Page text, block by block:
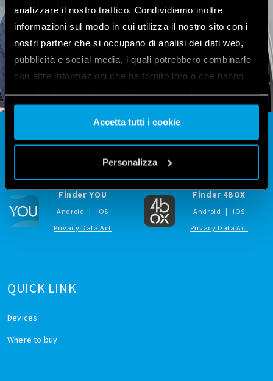
analizzare il nostro traffico. Condividiamo inoltre
informazioni sul modo in cui utilizza il nostro sito con i
nostri partner che si occupano di analisi dei dati web,
pubblicità e social media, i quali potrebbero combinarle
con altre informazioni che ha fornito loro o che hanno
nostri cookie se continua ad utilizzare il nostro sito web.
Vai alla Cookie Policy completa
Accetta tutti i cookie
Personalizza
QUICK LINK
Devices
Where to buy
FINDER APP
Finder YOU
Android |
iOS
Privacy Data Act
Finder 4BOX
Android |
iOS
Privacy Data Act